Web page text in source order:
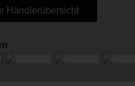
Händlerübersicht